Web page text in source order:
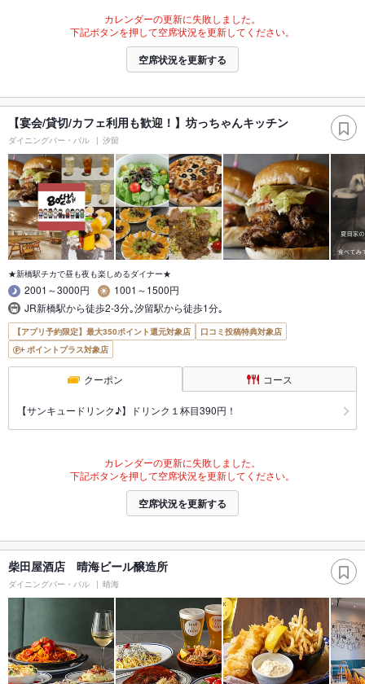
カレンダーの更新に失敗しました。
下記ボタンを押して空席状況を更新してください。
空席状況を更新する
【宴会/貸切/カフェ利用も歓迎！】坊っちゃんキッチン
ダイニングバー・バル 汐留
★新橋駅チカで昼も夜も楽しめるダイナー★
2001～3000円
1001～1500円
JR新橋駅から徒歩2-3分｡汐留駅から徒歩1分｡
【アプリ予約限定】最大350ポイント還元対象店
口コミ投稿特典対象店
ポイントプラス対象店
クーポン コース
【サンキュードリンク♪】ドリンク１杯目390円！
カレンダーの更新に失敗しました。
下記ボタンを押して空席状況を更新してください。
空席状況を更新する
柴田屋酒店 晴海ビール醸造所
ダイニングバー・バル 晴海